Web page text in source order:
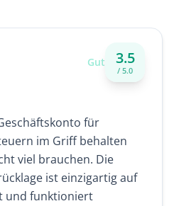
Gut 3.5
/ 5.0
für
im Griff behalten
viel brauchen. Die
ist einzigartig auf
und funktioniert